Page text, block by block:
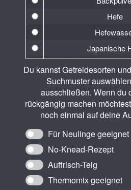
Glutenfrei
Khorasan
Lupinen
Mais
Roggen
Rotweizen
Weizen
Hefe
Japanische
Lievito
Natron
Sauerteig
Du kannst Getreidesorten
Suchmuster
ausschließen. Wenn du
rückgängig machen
noch einmal auf deine
Für Neulinge geeignet
No-Knead-Rezept
Auffrisch-Teig
Thermomix geeignet